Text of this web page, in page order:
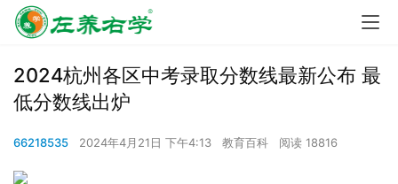
2024杭州各区中考录取分数线最新公布 最
低分数线出炉
66218535 2024年4月21日 下午4:13 教育百科 阅读 18816